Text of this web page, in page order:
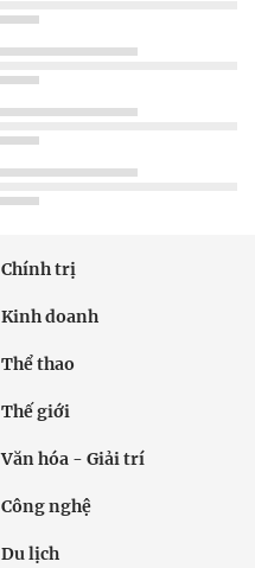
Chính trị
Kinh doanh
Thể thao
Thế giới
Văn hóa - Giải trí
Công nghệ
Du lịch